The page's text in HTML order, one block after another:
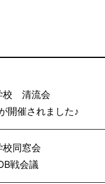
校 清流会
総会が開催さ
同窓会
市内６校